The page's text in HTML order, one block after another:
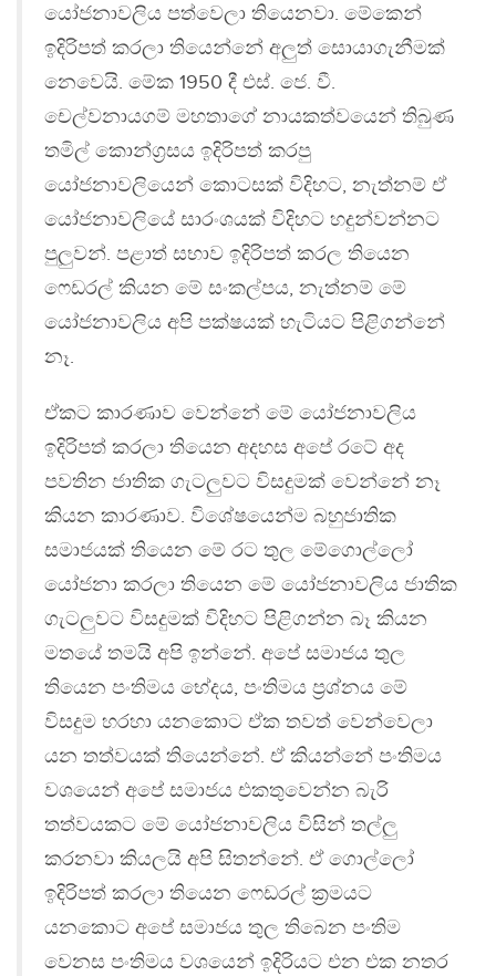
යෝජනාවලිය පත්වෙලා තියෙනවා. මේකෙන්
ඉදිරිපත් කරලා තියෙන්නේ අලුත් සොයාගැනීමක්
නෙවෙයි. මේක 1950 දී එස්. ජෙ. වී.
චෙල්වනායගම් මහතාගේ නායකත්වයෙන් තිබුණ
තමිල් කොන්ග‍්‍රසය ඉදිරිපත් කරපු
යෝජනාවලියෙන් කොටසක් විදිහට, නැත්නම් ඒ
යෝජනාවලියේ සාරංශයක් විදිහට හදුන්වන්නට
පුලුවන්. පළාත් සභාව ඉදිරිපත් කරල තියෙන
ෆෙඩරල් කියන මේ සංකල්පය, නැත්නම් මේ
යෝජනාවලිය අපි පක්ෂයක් හැටියට පිළිගන්නේ
නෑ.
ඒකට කාරණාව වෙන්නේ මේ යෝජනාවලිය
ඉදිරිපත් කරලා තියෙන අදහස අපේ රටේ අද
පවතින ජාතික ගැටලුවට විසදුමක් වෙන්නේ නෑ
කියන කාරණාව. විශේෂයෙන්ම බහුජාතික
සමාජයක් තියෙන මේ රට තුල මේගොල්ලෝ
යෝජනා කරලා තියෙන මේ යෝජනාවලිය ජාතික
ගැටලුවට විසදුමක් විදිහට පිළිගන්න බෑ කියන
මතයේ තමයි අපි ඉන්නේ. අපේ සමාජය තුල
තියෙන පංතිමය භේදය, පංතිමය ප‍්‍රශ්නය මේ
විසදුම හරහා යනකොට ඒක තවත් වෙන්වෙලා
යන තත්වයක් තියෙන්නේ. ඒ කියන්නේ පංතිමය
වශයෙන් අපේ සමාජය එකතුවෙන්න බැරි
තත්වයකට මේ යෝජනාවලිය විසින් තල්ලු
කරනවා කියලයි අපි සිතන්නේ. ඒ ගොල්ලෝ
ඉදිරිපත් කරලා තියෙන ෆෙඩරල් ක‍්‍රමයට
යනකොට අපේ සමාජය තුල තිබෙන පංතිම
වෙනස පංතිමය වශයෙන් ඉදිරියට එන එක නතර